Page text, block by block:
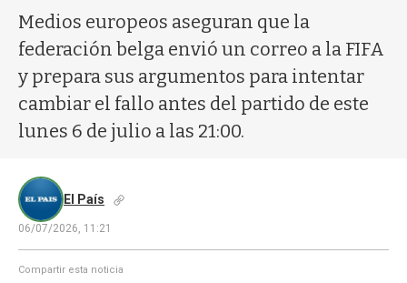
Medios europeos aseguran que la
federación belga envió un correo a la FIFA
y prepara sus argumentos para intentar
cambiar el fallo antes del partido de este
lunes 6 de julio a las 21:00.
El País
06/07/2026, 11:21
Compartir esta noticia